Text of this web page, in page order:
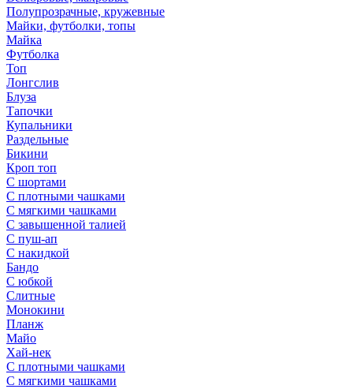
Полупрозрачные, кружевные
Майки, футболки, топы
Майка
Футболка
Топ
Лонгслив
Блуза
Тапочки
Купальники
Раздельные
Бикини
Кроп топ
С шортами
С плотными чашками
С мягкими чашками
С завышенной талией
С пуш-ап
С накидкой
Бандо
С юбкой
Слитные
Монокини
Планж
Майо
Хай-нек
С плотными чашками
С мягкими чашками